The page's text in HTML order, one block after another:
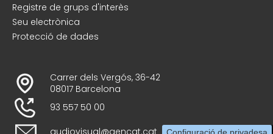
Registre de grups d'interès
Seu electrònica
Protecció de dades
Carrer dels Vergós, 36-42
08017 Barcelona
93 557 50 00
audiovisual@gencat.cat